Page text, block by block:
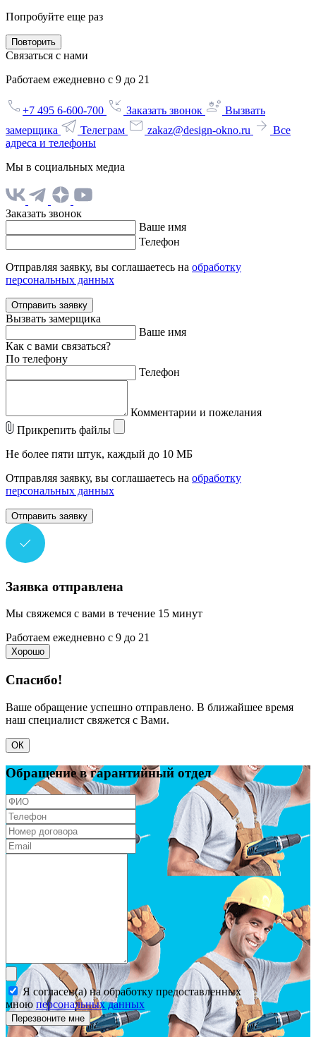
Попробуйте еще раз
Повторить
Связаться с нами
Работаем ежедневно с 9 до 21
+7 495 6-600-700 Заказать звонок
Вызвать
замерщика
Телеграм zakaz@design-okno.ru
Все
адреса и телефоны
Мы в социальных медиа
Заказать звонок
Ваше имя
Телефон
Отправляя заявку, вы соглашаетесь на обработку
персональных данных
Отправить заявку
Вызвать замерщика
Ваше имя
Как с вами связаться?
По телефону
Телефон
Комментарии и пожелания
Прикрепить файлы
Не более пяти штук, каждый до 10 МБ
Отправляя заявку, вы соглашаетесь на обработку
персональных данных
Отправить заявку
Заявка отправлена
Мы свяжемся с вами в течение 15 минут
Работаем ежедневно с 9 до 21
Хорошо
Спасибо!
Ваше обращение успешно отправлено. В ближайшее время
наш специалист свяжется с Вами.
ОК
Обращение в гарантийный отдел
Я согласен(а) на обработку предоставленных
мною персональных данных
Перезвоните мне